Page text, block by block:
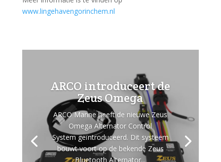
www.lingehavengorinchem.nl
ARCO introduceert de
Zeus Omega
ARCO Marine heeft de nieuwe Zeus
Omega Alternator Control
System geïntroduceerd. Dit systeem
bouwt voort op de bekende Zeus
Bluetooth Alternator...